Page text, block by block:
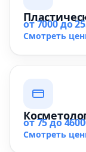
от 7000 до
Смотреть
от 75 до
Смотреть